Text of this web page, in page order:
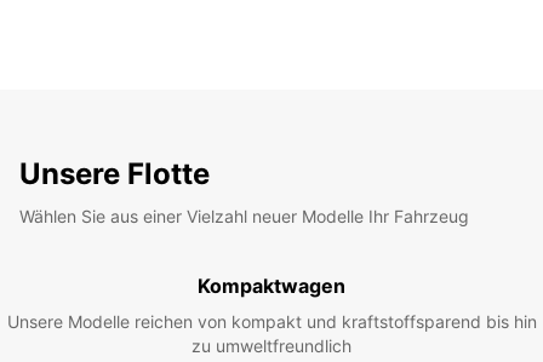
Unsere Flotte
Wählen Sie aus einer Vielzahl neuer Modelle Ihr Fahrzeug
Kompaktwagen
Unsere Modelle reichen von kompakt und kraftstoffsparend bis hin
zu umweltfreundlich